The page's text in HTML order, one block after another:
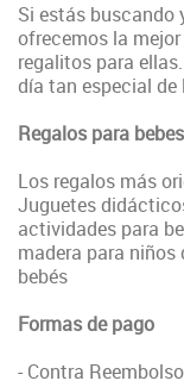
Si estás buscando
ofrecemos la
regalitos para
día tan especial de
Regalos para bebes
Los regalos más
Juguetes
actividades para
madera para niños
bebés
Formas de pago
- Contra